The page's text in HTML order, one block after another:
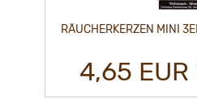
RÄUCHERKERZEN MINI
4,65 EUR